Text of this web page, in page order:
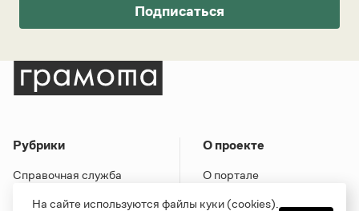
Подписаться
Рубрики
Справочная служба
Словари
О проекте
О портале
Команда
На сайте используются файлы куки (cookies).